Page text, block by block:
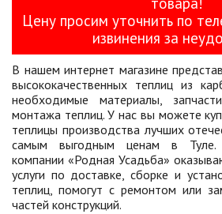
Товары для отдыха
Водоснабжение и полив
Спецодежда
Все для автолюбителей
Снегоуборочный инвентарь и
Стройматериалы
Подарочные сертификаты
Цену просим уточнить по
извинения за
В нашем интернет магазине
высококачественных теплиц из
необходимые материалы,
монтажа теплиц. У нас вы можете
теплицы производства лучших
самым выгодным ценам в Туле.
компании «Родная Усадьба»
услуги по доставке, сборке и
теплиц, помогут с ремонтом или
частей конструкций.